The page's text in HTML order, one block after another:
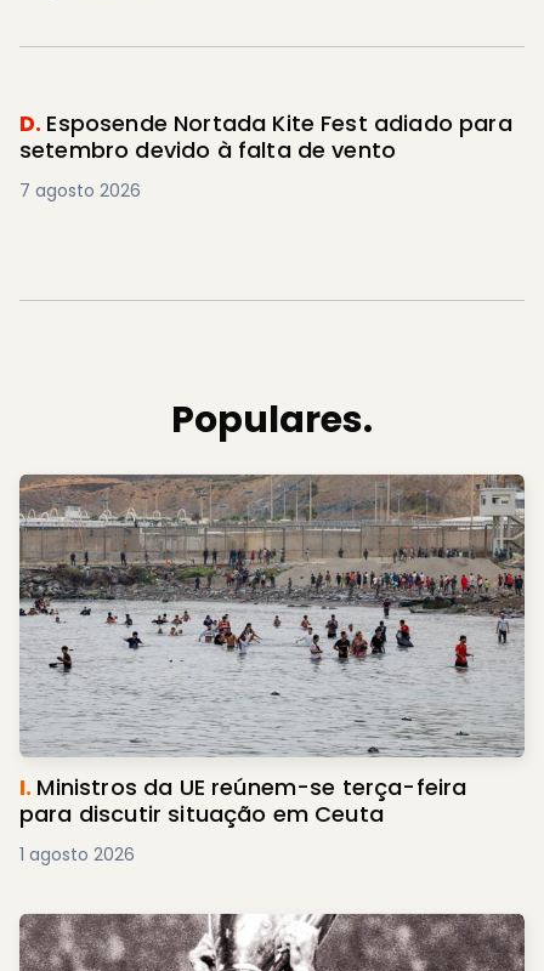
D. Esposende Nortada Kite Fest adiado para
setembro devido à falta de vento
7 agosto 2026
Populares.
I. Ministros da UE reúnem-se terça-feira
para discutir situação em Ceuta
1 agosto 2026